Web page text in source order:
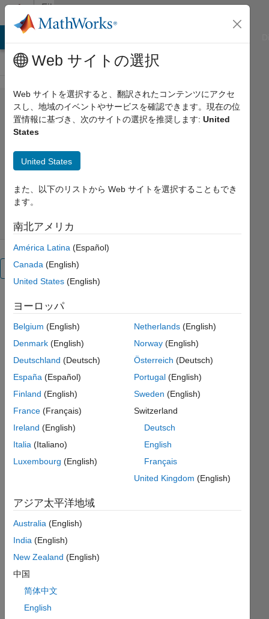
コンテンツへスキップ
File
Exchange
printtable(content,
Name, Value)
Print character table in custom format.
brayantzバージョン 1.2.0.0(5.37 KB)
ダウンロード: 100 件
概要
This
function is
usefull to
display
the screen
as a report
with
'styles'.
You can
specify
and rows
aligment,
spaces,
delimiters,
corners
borders.
Also can
save the
Web サイトの選択
Web サイトを選択すると、翻訳されたコンテンツにアクセ
スし、地域のイベントやサービスを確認できます。現在の位
置情報に基づき、次のサイトの選択を推奨します: United
States
United States
また、以下のリストから Web サイトを選択することもでき
ます。
南北アメリカ
América Latina (Español)
Canada (English)
United States (English)
ヨーロッパ
Belgium (English)
Denmark (English)
Deutschland (Deutsch)
España (Español)
Finland (English)
France (Français)
Ireland (English)
Italia (Italiano)
Luxembourg (English)
Netherlands(English)
Norway(English)
Österreich (Deutsch)
Portugal(English)
Sweden (English)
Switzerland
Deutsch
English
Français
United Kingdom (English)
アジア太平洋地域
Australia (English)
India (English)
New Zealand (English)
中国
简体中文
English